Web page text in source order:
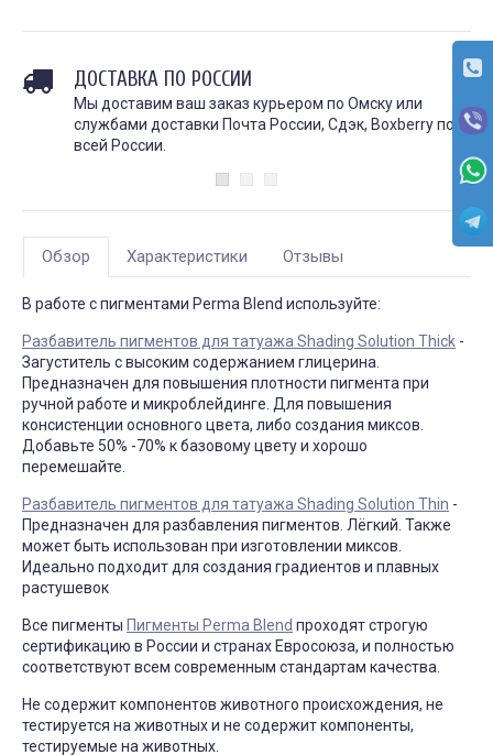
ДОСТАВКА ПО РОССИИ
Мы доставим ваш заказ курьером по Омску или
службами доставки Почта России, Сдэк, Boxberry по
всей России.
Обзор Характеристики Отзывы
В работе с пигментами Perma Blend используйте:
Разбавитель пигментов для татуажа Shading Solution Thick -
Загуститель с высоким содержанием глицерина.
Предназначен для повышения плотности пигмента при
ручной работе и микроблейдинге. Для повышения
консистенции основного цвета, либо создания миксов.
Добавьте 50% -70% к базовому цвету и хорошо
перемешайте.
Разбавитель пигментов для татуажа Shading Solution Thin -
Предназначен для разбавления пигментов. Лёгкий. Также
может быть использован при изготовлении миксов.
Идеально подходит для создания градиентов и плавных
растушевок
Все пигменты Пигменты Perma Blend проходят строгую
сертификацию в России и странах Евросоюза, и полностью
соответствуют всем современным стандартам качества.
Не содержит компонентов животного происхождения, не
тестируется на животных и не содержит компоненты,
тестируемые на животных.